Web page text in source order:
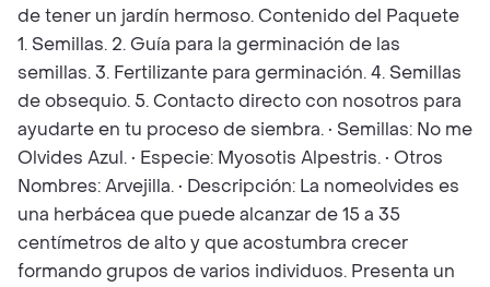
de tener un jardín hermoso. Contenido del Paquete
1. Semillas. 2. Guía para la germinación de las
semillas. 3. Fertilizante para germinación. 4. Semillas
de obsequio. 5. Contacto directo con nosotros para
ayudarte en tu proceso de siembra. • Semillas: No me
Olvides Azul. • Especie: Myosotis Alpestris. • Otros
Nombres: Arvejilla. • Descripción: La nomeolvides es
una herbácea que puede alcanzar de 15 a 35
centímetros de alto y que acostumbra crecer
formando grupos de varios individuos. Presenta un